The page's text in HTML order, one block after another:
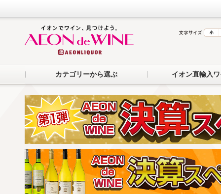
カテゴリーから選ぶ イオン直輸入